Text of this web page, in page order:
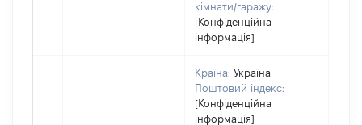
кімнати/гаражу:
[Конфіденційна
інформація]
Країна: Україна
Поштовий індекс:
[Конфіденційна
інформація]